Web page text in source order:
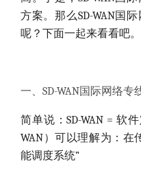
方案。那么SD-WAN国
呢？下面一起来看看吧。
一、SD-WAN国际网络专
简单说：SD-WAN = 软
WAN）可以理解为：在
能调度系统”